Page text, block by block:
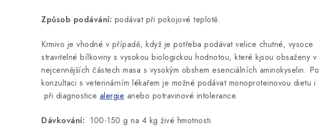
Způsob podávání: podávat při pokojové teplotě.
Krmivo je vhodné v případě, když je potřeba podávat velice chutné, vysoce
stravitelné bílkoviny s vysokou biologickou hodnotou, které kjsou obsaženy v
nejcennějších částech masa s vysokým obshem esenciálních aminokyselin. Po
konzultaci s veterinárním lékařem je možné podávat monoproteinovou dietu i
při diagnostice alergie anebo potravinové intolerance.
Dávkování: 100-150 g na 4 kg živé hmotnosti.